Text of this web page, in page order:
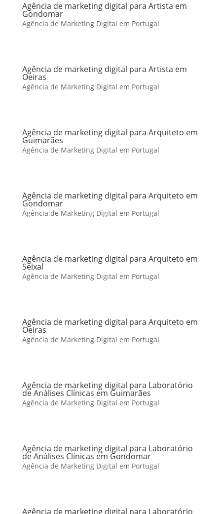
Agência de marketing digital para Artista em
Gondomar
Agência de Marketing Digital em Portugal
Agência de marketing digital para Artista em
Oeiras
Agência de Marketing Digital em Portugal
Agência de marketing digital para Arquiteto em
Guimarães
Agência de Marketing Digital em Portugal
Agência de marketing digital para Arquiteto em
Gondomar
Agência de Marketing Digital em Portugal
Agência de marketing digital para Arquiteto em
Seixal
Agência de Marketing Digital em Portugal
Agência de marketing digital para Arquiteto em
Oeiras
Agência de Marketing Digital em Portugal
Agência de marketing digital para Laboratório
de Análises Clínicas em Guimarães
Agência de Marketing Digital em Portugal
Agência de marketing digital para Laboratório
de Análises Clínicas em Gondomar
Agência de Marketing Digital em Portugal
Agência de marketing digital para Laboratório